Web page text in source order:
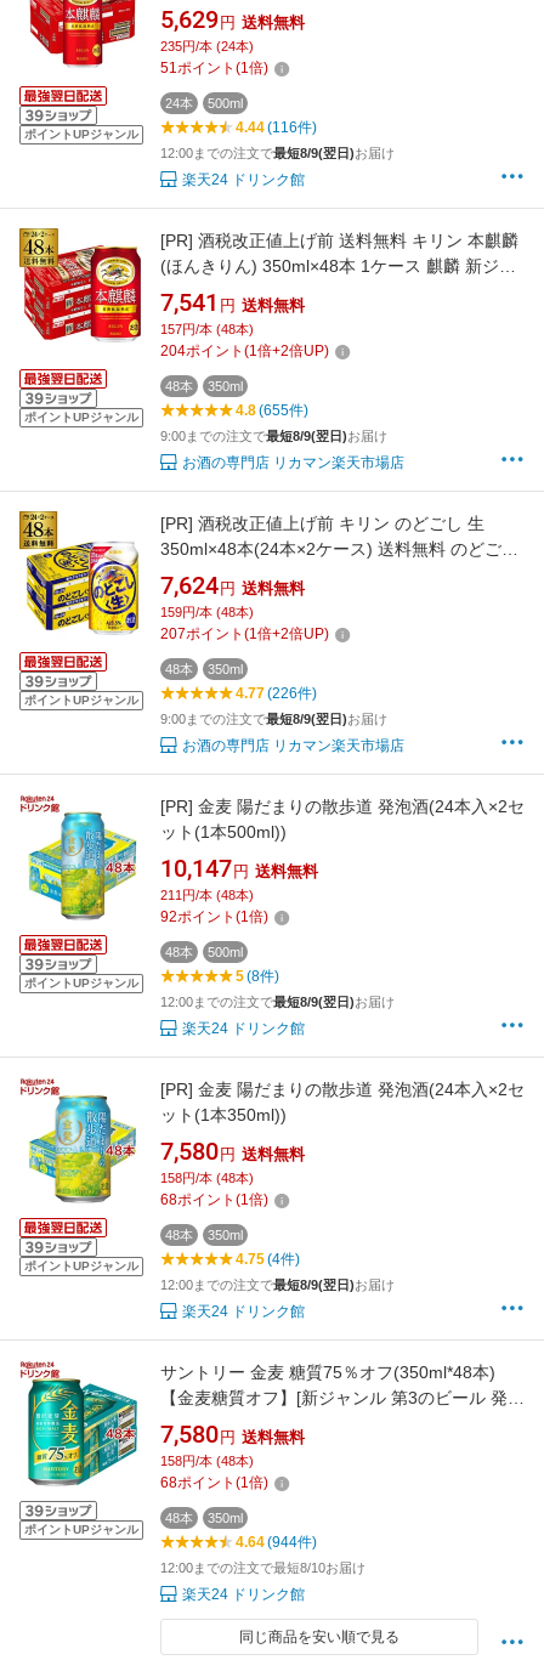
ポイントUPジャンル
5,629 円 送料無料
235円/本 (24本)
51ポイント (1倍)
24本 500ml
4.44(116件)
12:00までの注文で最短8/9(翌日)お届け
楽天24 ドリンク館
ポイントUPジャンル
[PR] 酒税改正値上げ前 送料無料 キリン 本麒麟
(ほんきりん) 350ml×48本 1ケース 麒麟 新ジャ
ンル 第3の生 ビールテイスト 350缶 国産 缶 24
本×2ケース分 AIB
7,541 円 送料無料
157円/本 (48本)
204ポイント (1倍+2倍UP)
48本 350ml
4.8(655件)
9:00までの注文で最短8/9(翌日)お届け
お酒の専門店 リカマン楽天市場店
ポイントUPジャンル
[PR] 酒税改正値上げ前 キリン のどごし 生
350ml×48本(24本×2ケース) 送料無料 のどごし
生 新ジャンル 第三のビール 国産 日本 48缶 AIB
7,624 円 送料無料
159円/本 (48本)
207ポイント (1倍+2倍UP)
48本 350ml
4.77(226件)
9:00までの注文で最短8/9(翌日)お届け
お酒の専門店 リカマン楽天市場店
ポイントUPジャンル
[PR] 金麦 陽だまりの散歩道 発泡酒(24本入×2セ
ット(1本500ml))
10,147 円 送料無料
211円/本 (48本)
92ポイント (1倍)
48本 500ml
5(8件)
12:00までの注文で最短8/9(翌日)お届け
楽天24 ドリンク館
ポイントUPジャンル
[PR] 金麦 陽だまりの散歩道 発泡酒(24本入×2セ
ット(1本350ml))
7,580 円 送料無料
158円/本 (48本)
68ポイント (1倍)
48本 350ml
4.75(4件)
12:00までの注文で最短8/9(翌日)お届け
楽天24 ドリンク館
ポイントUPジャンル
サントリー 金麦 糖質75％オフ(350ml*48本)
【金麦糖質オフ】[新ジャンル 第3のビール 発泡
酒 金麦オフ]
7,580 円 送料無料
158円/本 (48本)
68ポイント (1倍)
48本 350ml
4.64(944件)
12:00までの注文で最短8/10お届け
楽天24 ドリンク館
同じ商品を安い順で見る